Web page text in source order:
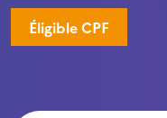
Éligible CPF